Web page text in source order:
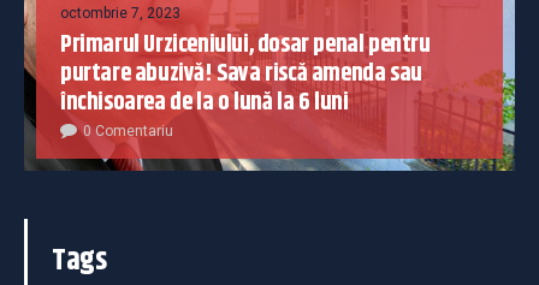
octombrie 7, 2023
Primarul Urziceniului, dosar penal pentru
purtare abuzivă! Sava riscă amenda sau
închisoarea de la o lună la 6 luni
0 Comentariu
Tags